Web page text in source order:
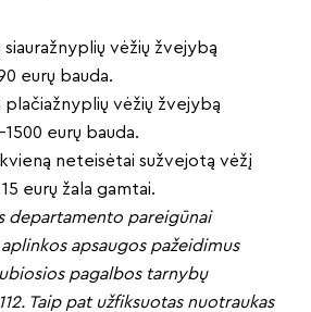
vėžių žvejybą
eurų bauda.
plačiažnyplių vėžių žvejybą
eurų bauda.
neteisėtai sužvejotą vėžį
eurų žala gamtai.
departamento pareigūnai
apsaugos pažeidimus
pagalbos tarnybų
Taip pat užfiksuotas nuotraukas